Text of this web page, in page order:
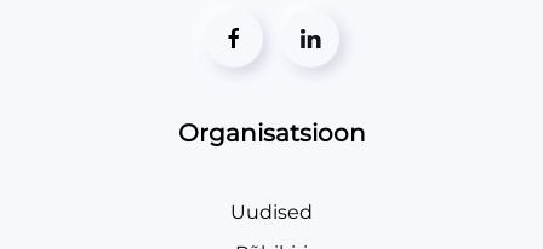
Organisatsioon
Uudised